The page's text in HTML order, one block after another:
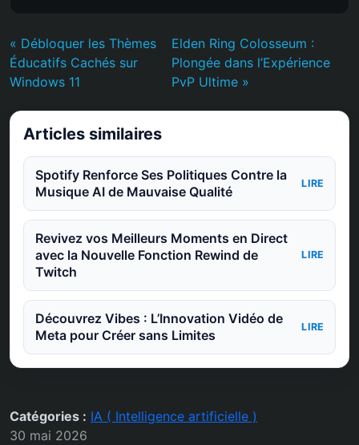
« Débloquer les Thèmes
Éducatifs Cachés sur
Windows 11
Elden Ring Colosseum :
Plongée dans l’Expérience
PvP Ultime »
Articles similaires
Spotify Renforce Ses Politiques Contre la
Musique AI de Mauvaise Qualité
LIRE
Revivez vos Meilleurs Moments en Direct
avec la Nouvelle Fonction Rewind de
Twitch
LIRE
Découvrez Vibes : L’Innovation Vidéo de
Meta pour Créer sans Limites
LIRE
Catégories : IA ( Intelligence artificielle )
30 mai 2026